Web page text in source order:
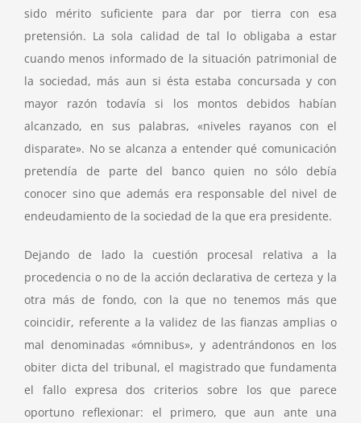
sido mérito suficiente para dar por tierra con esa
pretensión. La sola calidad de tal lo obligaba a estar
cuando menos informado de la situación patrimonial de
la sociedad, más aun si ésta estaba concursada y con
mayor razón todavía si los montos debidos habían
alcanzado, en sus palabras, «niveles rayanos con el
disparate». No se alcanza a entender qué comunicación
pretendía de parte del banco quien no sólo debía
conocer sino que además era responsable del nivel de
endeudamiento de la sociedad de la que era presidente.
Dejando de lado la cuestión procesal relativa a la
procedencia o no de la acción declarativa de certeza y la
otra más de fondo, con la que no tenemos más que
coincidir, referente a la validez de las fianzas amplias o
mal denominadas «ómnibus», y adentrándonos en los
obiter dicta del tribunal, el magistrado que fundamenta
el fallo expresa dos criterios sobre los que parece
oportuno reflexionar: el primero, que aun ante una